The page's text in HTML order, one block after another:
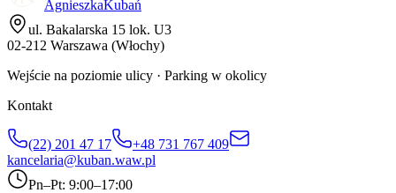
AgnieszkaKubań
ul. Bakalarska 15 lok. U3
02-212 Warszawa (Włochy)
Wejście na poziomie ulicy · Parking w okolicy
Kontakt
(22) 201 47 17
+48 731 767 409
kancelaria@kuban.waw.pl
Pn–Pt: 9:00–17:00